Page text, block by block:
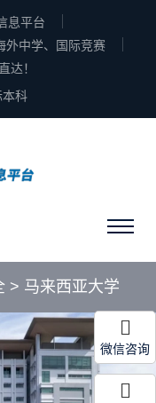
息平台
外中学、国际竞赛
达！
本科
> 马来西亚大学
微信咨询